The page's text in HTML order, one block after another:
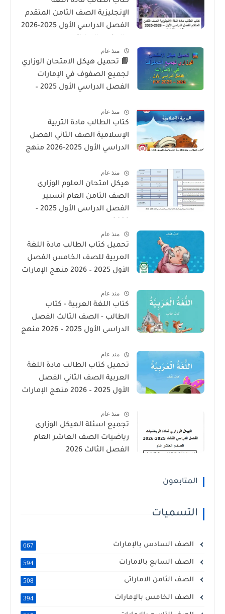
الإنجليزية الصف الثامن المتقدم
الفصل الدراسي الأول 2025-2026
منذ عام
📘 تحميل هيكل الامتحان الوزاري
لجميع الصفوف في الإمارات
الفصل الدراسي الأول 2025 –
منذ عام
كتاب الطالب مادة التربية
الإسلامية الصف الثاني الفصل
الدراسي الأول 2025-2026 منهج
منذ عام
هيكل امتحان العلوم الوزارى
الصف الثامن العام انسبير
الفصل الدراسى الأول 2025 -
منذ عام
تحميل كتاب الطالب مادة اللغة
العربية للصف الخامس الفصل
الأول 2025 – 2026 منهج الإمارات
منذ عام
كتاب اللغة العربية - كتاب
الطالب - الصف الثالث الفصل
الدراسى الأول 2025 – 2026 منهج
منذ عام
تحميل كتاب الطالب مادة اللغة
العربية الصف الثاني الفصل
الأول 2025 – 2026 منهج الإمارات
منذ عام
تجميع اسئلة الهيكل الوزارى
رياضيات الصف العاشر العام
الفصل الثالث 2026
المتابعون
التسميات
الصف السادس بالإمارات 667
الصف السابع بالامارات 594
الصف الثامن الاماراتى 508
الصف الخامس بالإمارات 394